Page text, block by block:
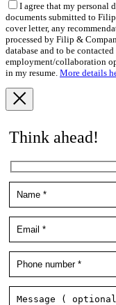
I agree that my personal
documents submitted to
cover letter, any
processed by Filip &
database and to be
employment/collaboration
in my resume. More details
Think ahead!